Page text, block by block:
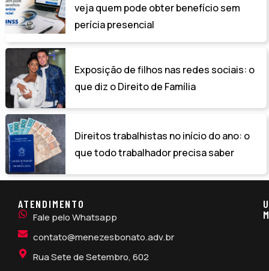
veja quem pode obter benefício sem
perícia presencial
Exposição de filhos nas redes sociais: o
que diz o Direito de Família
Direitos trabalhistas no início do ano: o
que todo trabalhador precisa saber
ATENDIMENTO
Fale pelo Whatsapp
contato@menezesbonato.adv.br
Rua Sete de Setembro, 602